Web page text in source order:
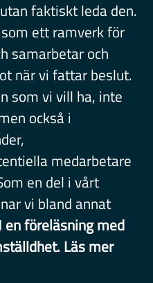
faktiskt leda den.
ett ramverk för
samarbetar och
när vi fattar beslut.
som vi vill ha, inte
också i
medarbetare
en del i vårt
vi bland annat
en föreläsning med
Läs mer